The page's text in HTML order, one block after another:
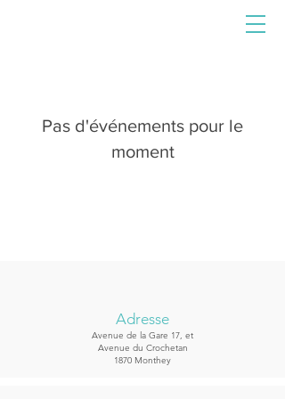
Pas d'événements pour le
moment
Adresse
Avenue de la Gare 17, et
Avenue du Crochetan
1870 Monthey